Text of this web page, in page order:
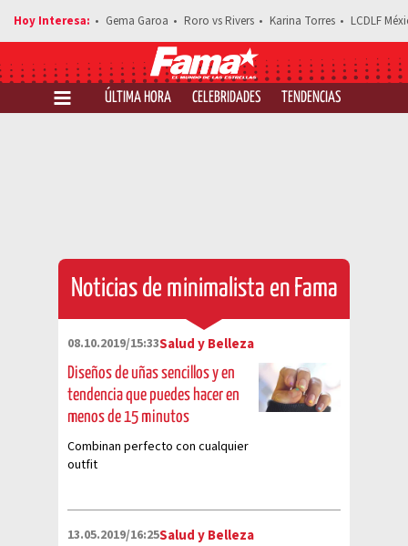
Gema Garoa Roro vs Rivers Karina Torres LCDLF
ÚLTIMA HORA CELEBRIDADES TENDENCIAS
Noticias de minimalista en Fama
08.10.2019/15:33Salud y Belleza
Diseños de uñas sencillos y en
tendencia que puedes hacer en
menos de 15 minutos
Combinan perfecto con cualquier
outfit
13.05.2019/16:25Salud y Belleza